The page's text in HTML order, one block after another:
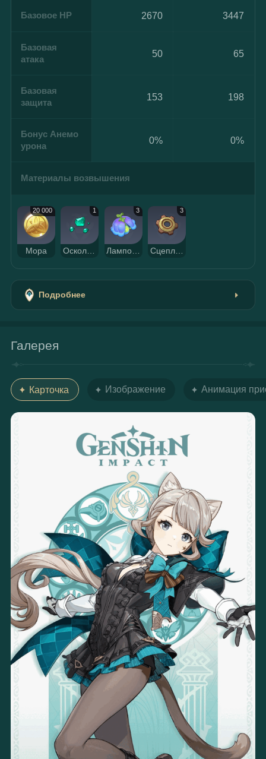
Базовое HP 2670 3447
Базовая
атака
50 65
Базовая
защита
153 198
Бонус Анемо
урона
0% 0%
Материалы возвышения
20 000
Мора
1
Осколок бирюзы Вайюда
3 3
Сцепляющаяся шестерня
Подробнее
Галерея
Карточка Изображение Анимация